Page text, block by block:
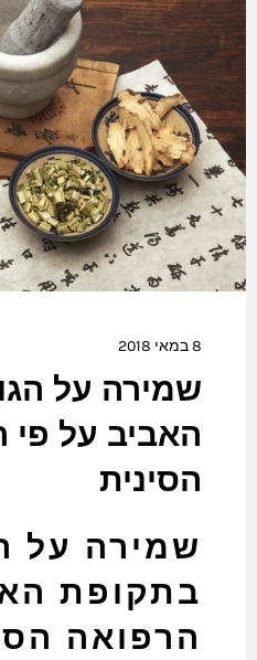
8 במאי 2018
שמירה על
האביב על פי
הסינית
שמירה על
בתקופת
הרפואה